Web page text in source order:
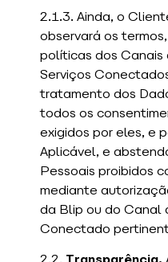
2.1.3. Ainda, o
observará os
políticas dos Canais
Serviços
tratamento dos
todos os
exigidos por eles, e
Aplicável, e
Pessoais proibidos
mediante
da Blip ou do Canal
Conectado